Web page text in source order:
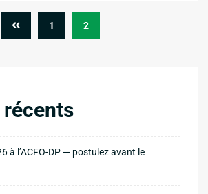
1 2
à l’ACFO-DP — postulez avant le